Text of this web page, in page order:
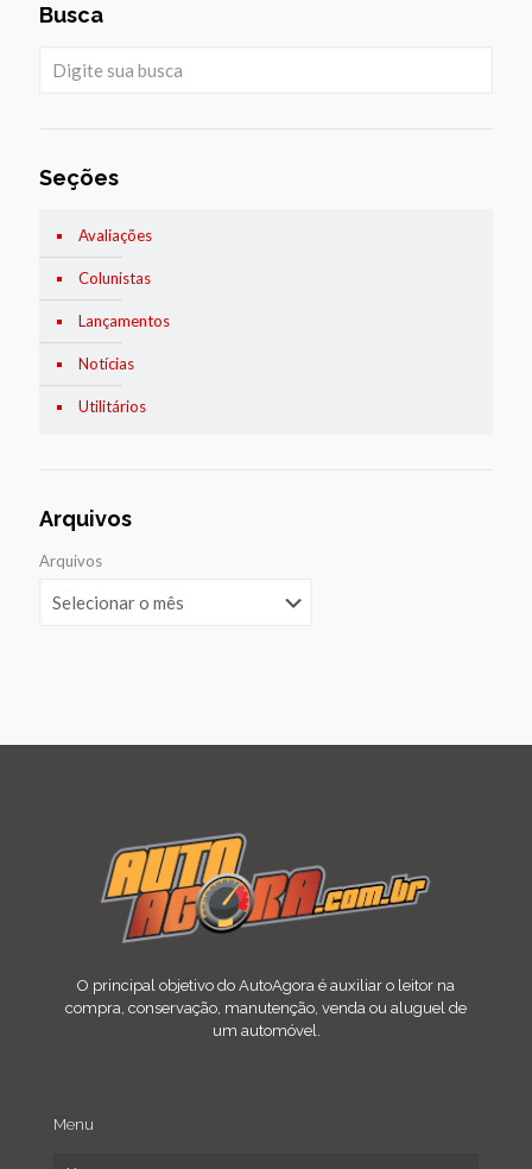
Busca
Seções
Avaliações
Colunistas
Lançamentos
Notícias
Utilitários
Arquivos
Arquivos
O principal objetivo do AutoAgora é auxiliar o leitor na
compra, conservação, manutenção, venda ou aluguel de
um automóvel.
Menu